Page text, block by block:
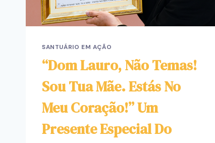
SANTUÁRIO EM AÇÃO
“Dom Lauro, Não Temas!
Sou Tua Mãe. Estás No
Meu Coração!” Um
Presente Especial Do